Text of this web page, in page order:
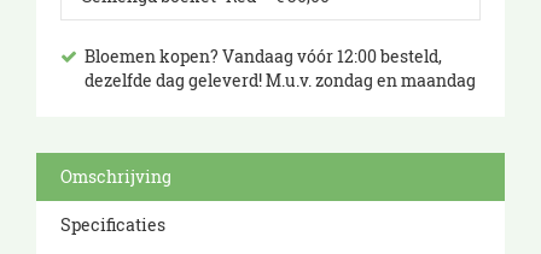
Bloemen kopen? Vandaag vóór 12:00 besteld,
dezelfde dag geleverd! M.u.v. zondag en maandag
Omschrijving
Specificaties